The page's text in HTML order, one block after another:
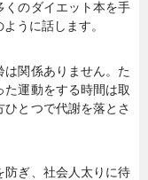
くのダイエット本を手
うに話します。
は関係ありません。た
た運動をする時間は取
とつで代謝を落とさ
ぎ、社会人太りに待